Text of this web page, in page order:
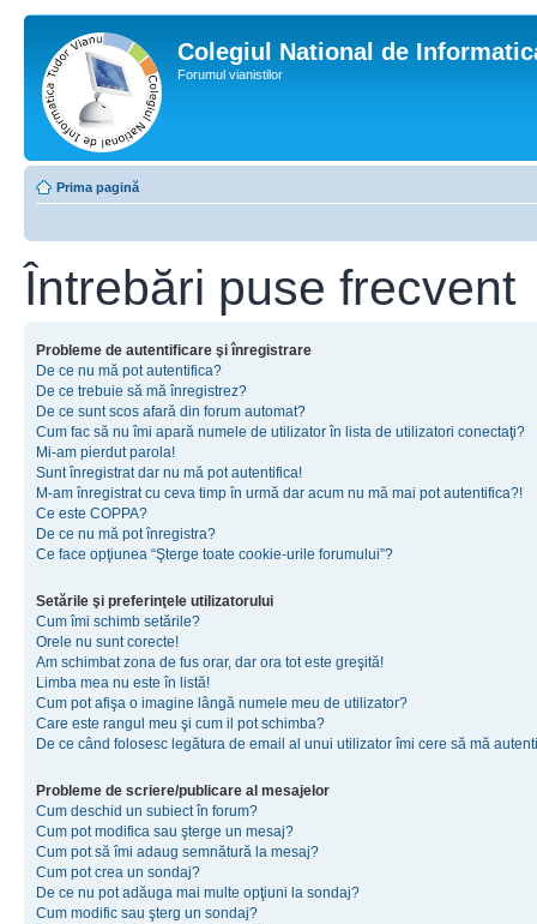
Colegiul National de
Forumul vianistilor
Prima pagină
Întrebări puse frecvent
Probleme de autentificare şi înregistrare
De ce nu mă pot autentifica?
De ce trebuie să mă înregistrez?
De ce sunt scos afară din forum automat?
Cum fac să nu îmi apară numele de utilizator în lista de utilizatori conectaţi?
Mi-am pierdut parola!
Sunt înregistrat dar nu mă pot autentifica!
M-am înregistrat cu ceva timp în urmă dar acum nu mă mai pot autentifica?!
Ce este COPPA?
De ce nu mă pot înregistra?
Ce face opţiunea “Şterge toate cookie-urile forumului”?
Setările şi preferinţele utilizatorului
Cum îmi schimb setările?
Orele nu sunt corecte!
Am schimbat zona de fus orar, dar ora tot este greşită!
Limba mea nu este în listă!
Cum pot afişa o imagine lângă numele meu de utilizator?
Care este rangul meu şi cum il pot schimba?
De ce când folosesc legătura de email al unui utilizator îmi cere să mă
Probleme de scriere/publicare al mesajelor
Cum deschid un subiect în forum?
Cum pot modifica sau şterge un mesaj?
Cum pot să îmi adaug semnătură la mesaj?
Cum pot crea un sondaj?
De ce nu pot adăuga mai multe opţiuni la sondaj?
Cum modific sau şterg un sondaj?